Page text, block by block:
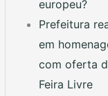
europeu?
Prefeitura
em
com oferta
Feira Livre